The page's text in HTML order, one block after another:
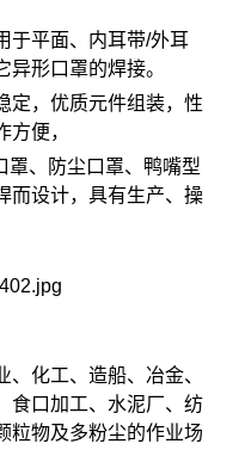
于平面、内耳带/外耳
形口罩的焊接。
定，优质元件组装，性
便，
罩、防尘口罩、鸭嘴型
而设计，具有生产、操
化工、造船、冶金、
食口加工、水泥厂、纺
粒物及多粉尘的作业场